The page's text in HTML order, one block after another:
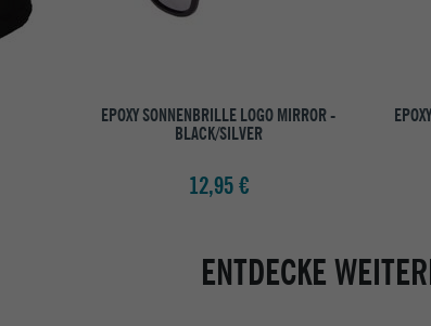
EPOXY SONNENBRILLE LOGO MIRROR -
BLACK/SILVER
12,95 €
ENTDECKE